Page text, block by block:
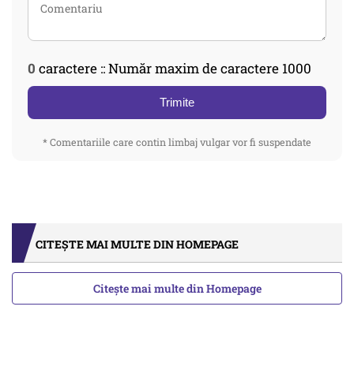
0 caractere :: Număr maxim de caractere 1000
Trimite
* Comentariile care contin limbaj vulgar vor fi suspendate
CITEȘTE MAI MULTE DIN HOMEPAGE
Citește mai multe din Homepage